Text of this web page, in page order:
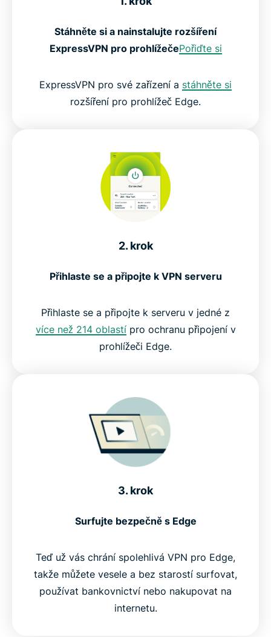
Stáhněte si a nainstalujte rozšíření
ExpressVPN pro prohlížečePořiďte si
ExpressVPN pro své zařízení a stáhněte si
rozšíření pro prohlížeč Edge.
2. krok
Přihlaste se a připojte k VPN serveru
Přihlaste se a připojte k serveru v jedné z
více než 214 oblastípro ochranu připojení v
prohlížeči Edge.
3. krok
Surfujte bezpečně s Edge
Teď už vás chrání spolehlivá VPN pro Edge,
takže můžete vesele a bez starostí surfovat,
používat bankovnictví nebo nakupovat na
internetu.